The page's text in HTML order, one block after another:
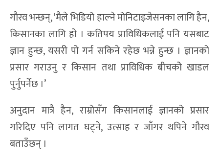
गौरव भन्छन्, ‘मैले भिडियो हाल्ने मोनिटाइजेसनका लागि हैन,
किसानका लागि हो । कतिपय प्राविधिकलाई पनि यसबाट
ज्ञान हुन्छ, यसरी पो गर्न सकिने रहेछ भन्ने हुन्छ । ज्ञानको
प्रसार गराउनु र किसान तथा प्राविधिक बीचकोे खाडल
पुर्नुपर्नेछ ।’
अनुदान मात्रै हैन, राम्रोसँग किसानलाई ज्ञानको प्रसार
गरिदिए पनि लागत घट्ने, उत्साह र जाँगर थपिने गौरव
बताउँछन् ।